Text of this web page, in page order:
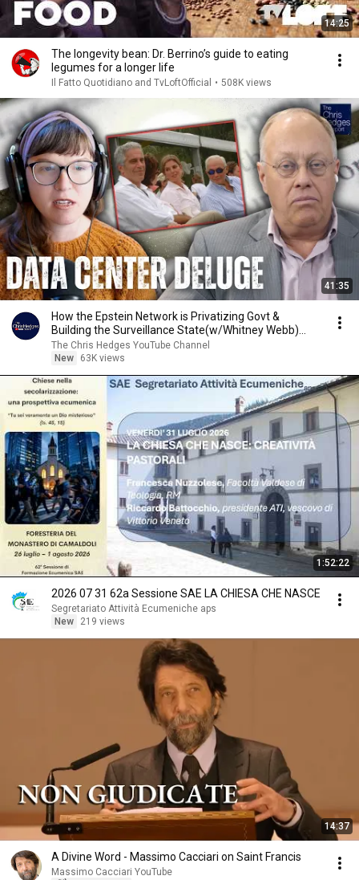
14:25
The longevity bean: Dr. Berrino’s guide to eating
legumes for a longer life
Il Fatto Quotidiano and TvLoftOfficial • 508K views
41:35
How the Epstein Network is Privatizing Govt &
Building the Surveillance State(w/Whitney Webb)
|TCHR
The Chris Hedges YouTube Channel
New
63K views
1:52:22
2026 07 31 62a Sessione SAE LA CHIESA CHE NASCE
Segretariato Attività Ecumeniche aps
New
219 views
14:37
A Divine Word - Massimo Cacciari on Saint Francis
Massimo Cacciari YouTube